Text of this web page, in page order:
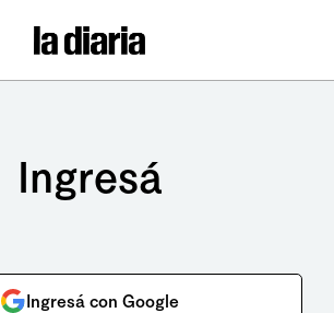
Ingresá
Ingresá con Google